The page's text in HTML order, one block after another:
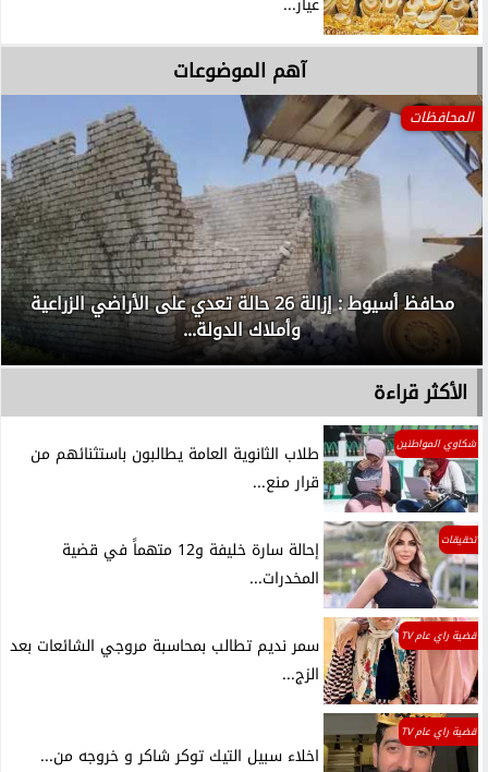
آهم الموضوعات
المحافظات
محافظ أسيوط : إزالة 26 حالة تعدي على الأراضي الزراعية
وأملاك الدولة...
الأكثر قراءة
شكاوي المواطنين
طلاب الثانوية العامة يطالبون باستثنائهم من
قرار منع...
تحقيقات
إحالة سارة خليفة و12 متهماً في قضية
المخدرات...
قضية راي عام TV
سمر نديم تطالب بمحاسبة مروجي الشائعات بعد
الزج...
قضية راي عام TV
اخلاء سبيل التيك توكر شاكر و خروجه من...